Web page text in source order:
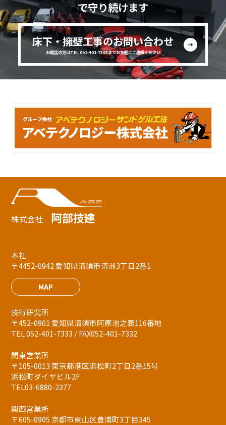
で守り続けます
床下・擁壁工事のお問い合わせ
お電話の方はTEL 052-401-7333までお気軽にご連絡ください
株式会社 阿部技建
本社
〒4452-0942 愛知県清須市清洲3丁目2番1
MAP
技術研究所
〒452-0901 愛知県清須市阿原池之表116番地
TEL 052-401-7333 / FAX052-401-7332
関東営業所
〒105-0013 東京都港区浜松町2丁目2番15号
浜松町ダイヤビル2F
TEL03-6880-2377
関西営業所
〒605-0905 京都市東山区豊浦町3丁目345